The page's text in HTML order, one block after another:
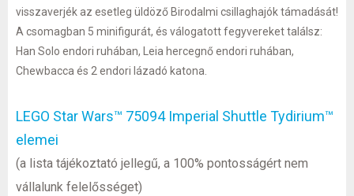
visszaverjék az esetleg üldöző Birodalmi csillaghajók támadását!
A csomagban 5 minifigurát, és válogatott fegyvereket találsz:
Han Solo endori ruhában, Leia hercegnő endori ruhában,
Chewbacca és 2 endori lázadó katona.
LEGO Star Wars™ 75094 Imperial Shuttle Tydirium™
elemei
(a lista tájékoztató jellegű, a 100% pontosságért nem
vállalunk felelősséget)